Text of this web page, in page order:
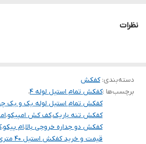
نظرات
دسته‌بندی:کفکش
برچسب‌ها :کفکش تمام استیل لوله ۴
،
کفکش تمام استیل لوله یک و یک
کفکش تنه باریک،کف کش امپیکو،
کفکش دو جداره خروجی بالا،ام پیکو،
قیمت و